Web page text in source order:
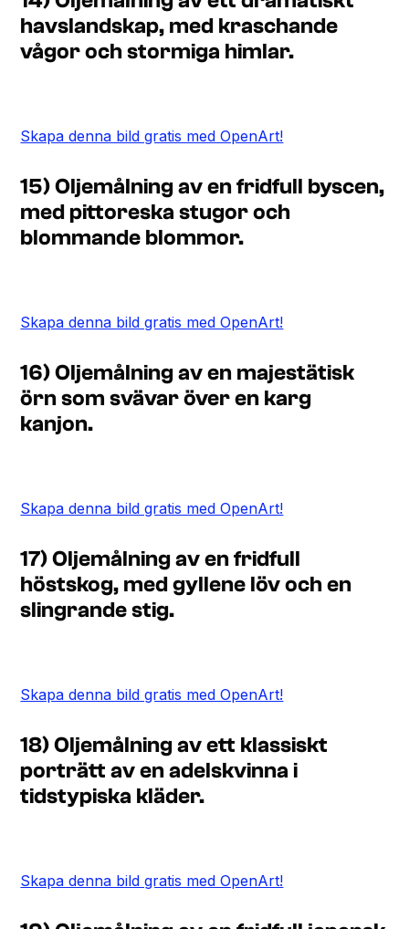
havslandskap, med kraschande
vågor och stormiga himlar.
Skapa denna bild gratis med OpenArt!
15) Oljemålning av en fridfull byscen,
med pittoreska stugor och
blommande blommor.
Skapa denna bild gratis med OpenArt!
16) Oljemålning av en majestätisk
örn som svävar över en karg
kanjon.
Skapa denna bild gratis med OpenArt!
17) Oljemålning av en fridfull
höstskog, med gyllene löv och en
slingrande stig.
Skapa denna bild gratis med OpenArt!
18) Oljemålning av ett klassiskt
porträtt av en adelskvinna i
tidstypiska kläder.
Skapa denna bild gratis med OpenArt!